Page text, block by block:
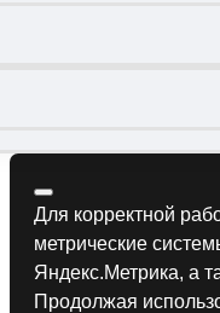
Для корректной
метрические
Яндекс.Метрика, а
Продолжая